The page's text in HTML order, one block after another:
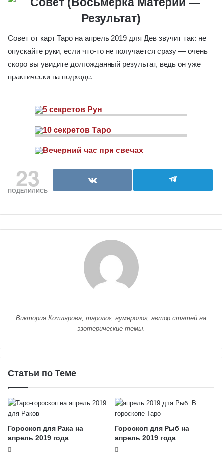
Совет от карт Таро на апрель 2019 для Дев звучит так: не
опускайте руки, если что-то не получается сразу — очень
скоро вы увидите долгожданный результат, ведь он уже
практически на подходе.
23
ПОДЕЛИЛИСЬ
Виктория Котлярова, таролог, нумеролог, автор статей на
эзотерические темы.
Статьи по Теме
Гороскоп для Рака на
апрель 2019 года
Гороскоп для Рыб на
апрель 2019 года